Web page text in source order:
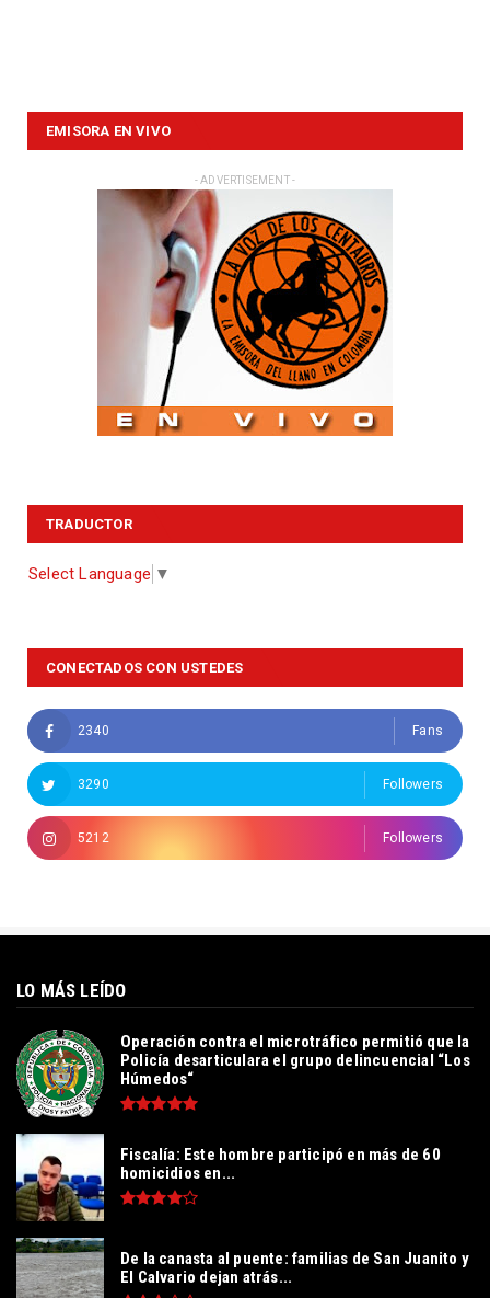
EMISORA EN VIVO
- ADVERTISEMENT -
TRADUCTOR
Select Language ▼
CONECTADOS CON USTEDES
2340 Fans
3290 Followers
5212 Followers
LO MÁS LEÍDO
Operación contra el microtráfico permitió que la
Policía desarticulara el grupo delincuencial “Los
Húmedos“
Fiscalía: Este hombre participó en más de 60
homicidios en...
De la canasta al puente: familias de San Juanito y
El Calvario dejan atrás...